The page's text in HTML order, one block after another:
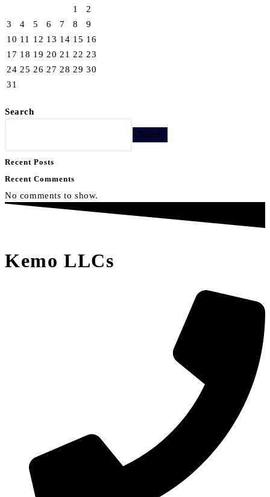
1
2
3
4 5 6 7 8
9
10 11 12 13 14 15 16
17 18 19 20 21 22 23
24 25 26 27 28 29 30
31
Search
Search
Recent Posts
Recent Comments
No comments to show.
Kemo LLCs